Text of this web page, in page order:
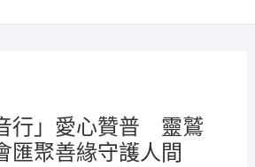
行」愛心贊普 靈鷲
匯聚善緣守護人間